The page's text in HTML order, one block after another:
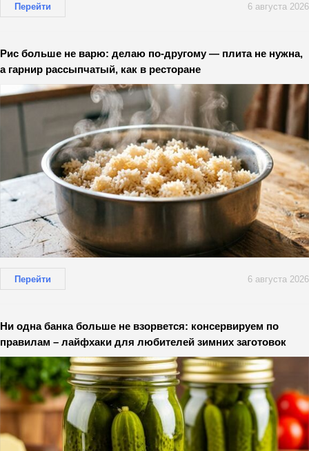
Перейти 6 августа 2026
Рис больше не варю: делаю по-другому — плита не нужна,
а гарнир рассыпчатый, как в ресторане
Перейти 6 августа 2026
Ни одна банка больше не взорвется: консервируем по
правилам – лайфхаки для любителей зимних заготовок